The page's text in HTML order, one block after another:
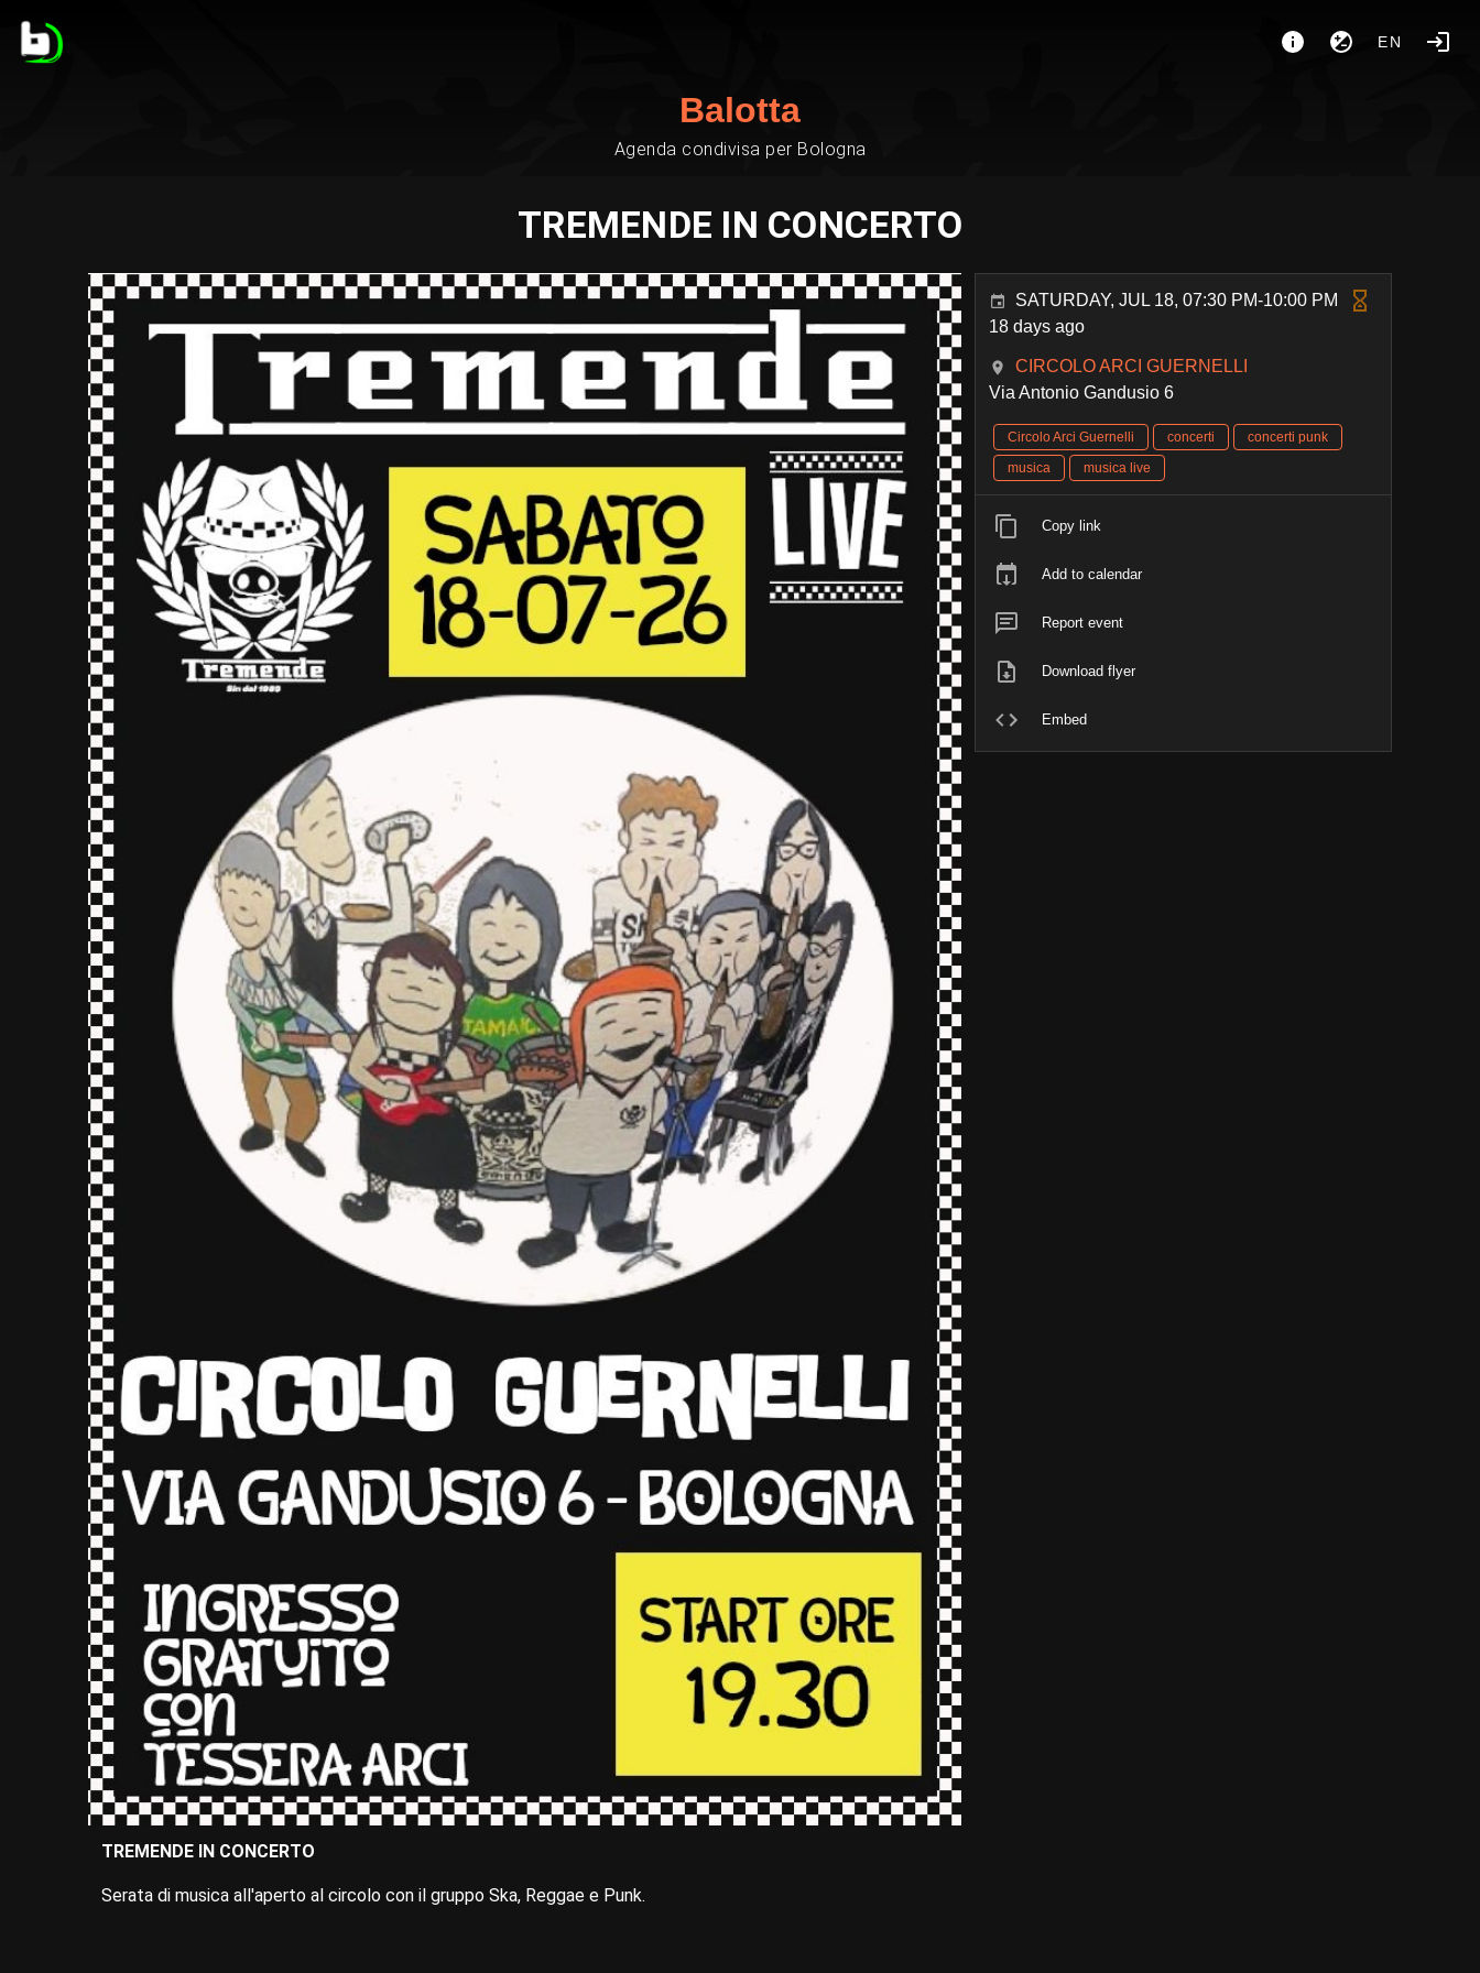
EN
Balotta
Agenda condivisa per Bologna
TREMENDE IN CONCERTO
TREMENDE IN CONCERTO
Serata di musica all'aperto al circolo con il gruppo Ska, Reggae e Punk.
SATURDAY, JUL 18, 07:30 PM-10:00 PM
18 days ago
CIRCOLO ARCI GUERNELLI
Via Antonio Gandusio 6
Circolo Arci Guernelli concerti
concerti punk
musica
musica live
Copy link
Add to calendar
Report event
Download flyer
Embed